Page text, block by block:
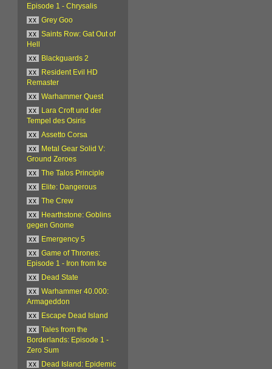
Episode 1 - Chrysalis
xx
Grey Goo
xx
Saints Row: Gat Out of
Hell
xx
Blackguards 2
xx
Resident Evil HD
Remaster
xx
Warhammer Quest
xx
Lara Croft und der
Tempel des Osiris
xx
Assetto Corsa
xx
Metal Gear Solid V:
Ground Zeroes
xx
The Talos Principle
xx
Elite: Dangerous
xx
The Crew
xx
Hearthstone: Goblins
gegen Gnome
xx
Emergency 5
xx
Game of Thrones:
Episode 1 - Iron from Ice
xx
Dead State
xx
Warhammer 40.000:
Armageddon
xx
Escape Dead Island
xx
Tales from the
Borderlands: Episode 1 -
Zero Sum
xx
Dead Island: Epidemic